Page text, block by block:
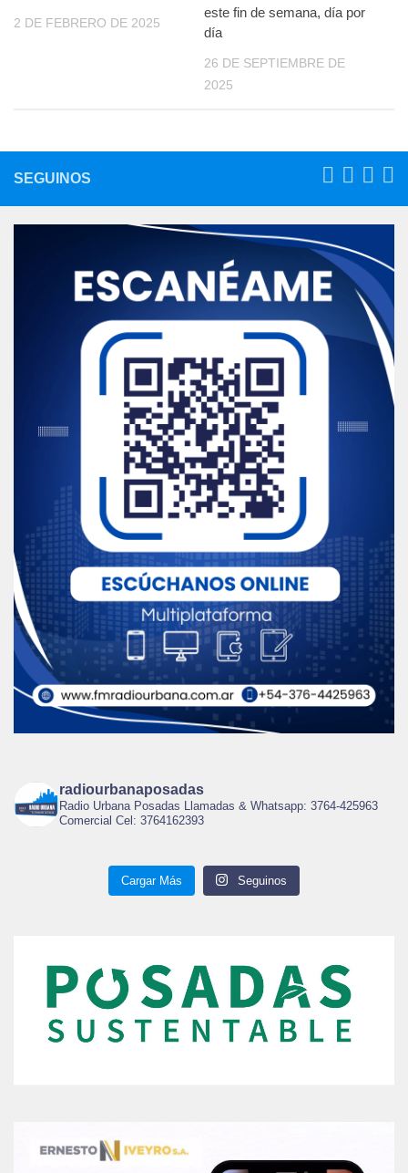
2 DE FEBRERO DE 2025
este fin de semana, día por
día
26 DE SEPTIEMBRE DE
2025
SEGUINOS
radiourbanaposadas
Radio Urbana Posadas Llamadas & Whatsapp: 3764-425963
Comercial Cel: 3764162393
Cargar Más Seguinos